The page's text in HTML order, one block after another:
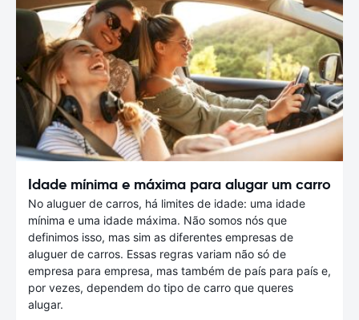
Idade mínima e máxima para alugar um carro
No aluguer de carros, há limites de idade: uma idade
mínima e uma idade máxima. Não somos nós que
definimos isso, mas sim as diferentes empresas de
aluguer de carros. Essas regras variam não só de
empresa para empresa, mas também de país para país e,
por vezes, dependem do tipo de carro que queres
alugar.